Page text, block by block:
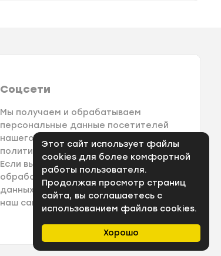
Хорошо
Этот сайт использует файлы
cookies для более комфортной
работы пользователя.
Продолжая просмотр страниц
сайта, вы соглашаетесь с
использованием файлов cookies.
Соцсети
Мы получаем и обрабатываем
персональные данные посетителей
нашего сайта в соответствии с
политикой конфеденциальности.
Если вы не даете согласия на
обработку своих персональных
данных, вам необходимо покинуть
наш сайт.